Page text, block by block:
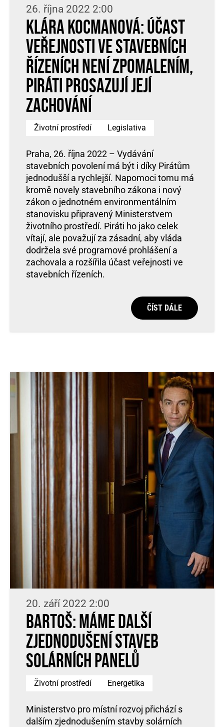
26. října 2022 2:00
Klára Kocmanová: Účast
veřejnosti ve stavebních
řízeních není zpomalením,
Piráti prosazují její
zachování
Životní prostředí Legislativa
Praha, 26. října 2022 – Vydávání
stavebních povolení má být i díky Pirátům
jednodušší a rychlejší. Napomoci tomu má
kromě novely stavebního zákona i nový
zákon o jednotném environmentálním
stanovisku připravený Ministerstvem
životního prostředí. Piráti ho jako celek
vítají, ale považují za zásadní, aby vláda
dodržela své programové prohlášení a
zachovala a rozšířila účast veřejnosti ve
stavebních řízeních.
ČÍST DÁLE
20. září 2022 2:00
Bartoš: Máme další
zjednodušení staveb
solárních panelů
Životní prostředí Energetika
Ministerstvo pro místní rozvoj přichází s
dalším zjednodušením stavby solárních